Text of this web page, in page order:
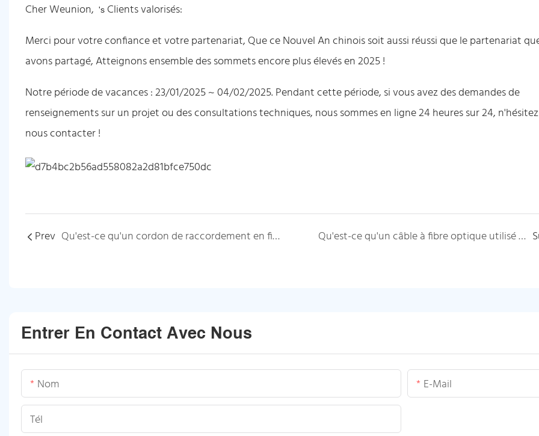
Cher Weunion, 's Clients valorisés:
Merci pour votre confiance et votre partenariat, Que ce Nouvel An chinois soit aussi réussi que le partenariat
avons partagé, Atteignons ensemble des sommets encore plus élevés en 2025 !
Notre période de vacances : 23/01/2025 ~ 04/02/2025. Pendant cette période, si vous avez des demandes de
renseignements sur un projet ou des consultations techniques, nous sommes en ligne 24 heures sur 24,
nous contacter !
Prev Qu'est-ce qu'un cordon de raccordement en fibre ? Qu'est-ce qu'un câble à fibre optique utilisé pour？
Entrer En Contact Avec Nous
Nom E-Mail
Tél